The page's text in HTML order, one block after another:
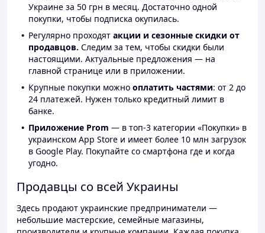
Украине за 50 грн в месяц. Достаточно одной
покупки, чтобы подписка окупилась.
Регулярно проходят акции и сезонные скидки от
продавцов. Следим за тем, чтобы скидки были
настоящими. Актуальные предложения — на
главной странице или в приложении.
Крупные покупки можно оплатить частями: от 2 до
24 платежей. Нужен только кредитный лимит в
банке.
Приложение Prom — в топ-3 категории «Покупки» в
украинском App Store и имеет более 10 млн загрузок
в Google Play. Покупайте со смартфона где и когда
угодно.
Продавцы со всей Украины
Здесь продают украинские предприниматели —
небольшие мастерские, семейные магазины,